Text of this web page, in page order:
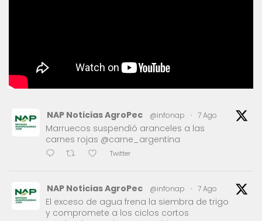
NAP Noticias AgroPec @infonap · 7 Ago
Marruecos suspendió aranceles a las
carnes rojas @carne_argentina
Twitter
NAP Noticias AgroPec @infonap · 7 Ago
El exceso de agua frena la siembra de trigo
y compromete a los ciclos cortos